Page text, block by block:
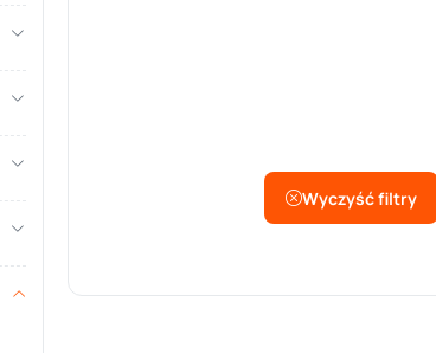
Wyczyść filtry